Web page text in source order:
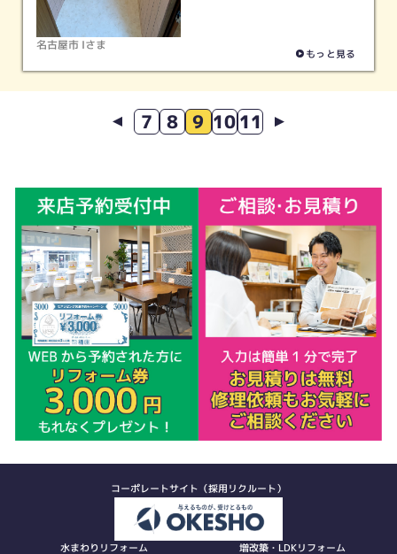
名古屋市 Iさま
もっと見る
7 8 9 1011
コーポレートサイト（採用リクルート）
水まわりリフォーム 増改築・LDKリフォーム